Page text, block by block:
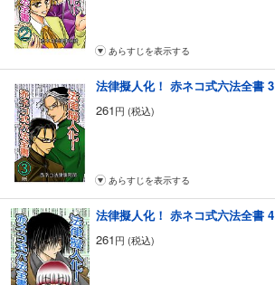
あらすじを表示する
法律擬人化！ 赤ネコ式六法全書 3
261円 (税込)
あらすじを表示する
法律擬人化！ 赤ネコ式六法全書 4
261円 (税込)